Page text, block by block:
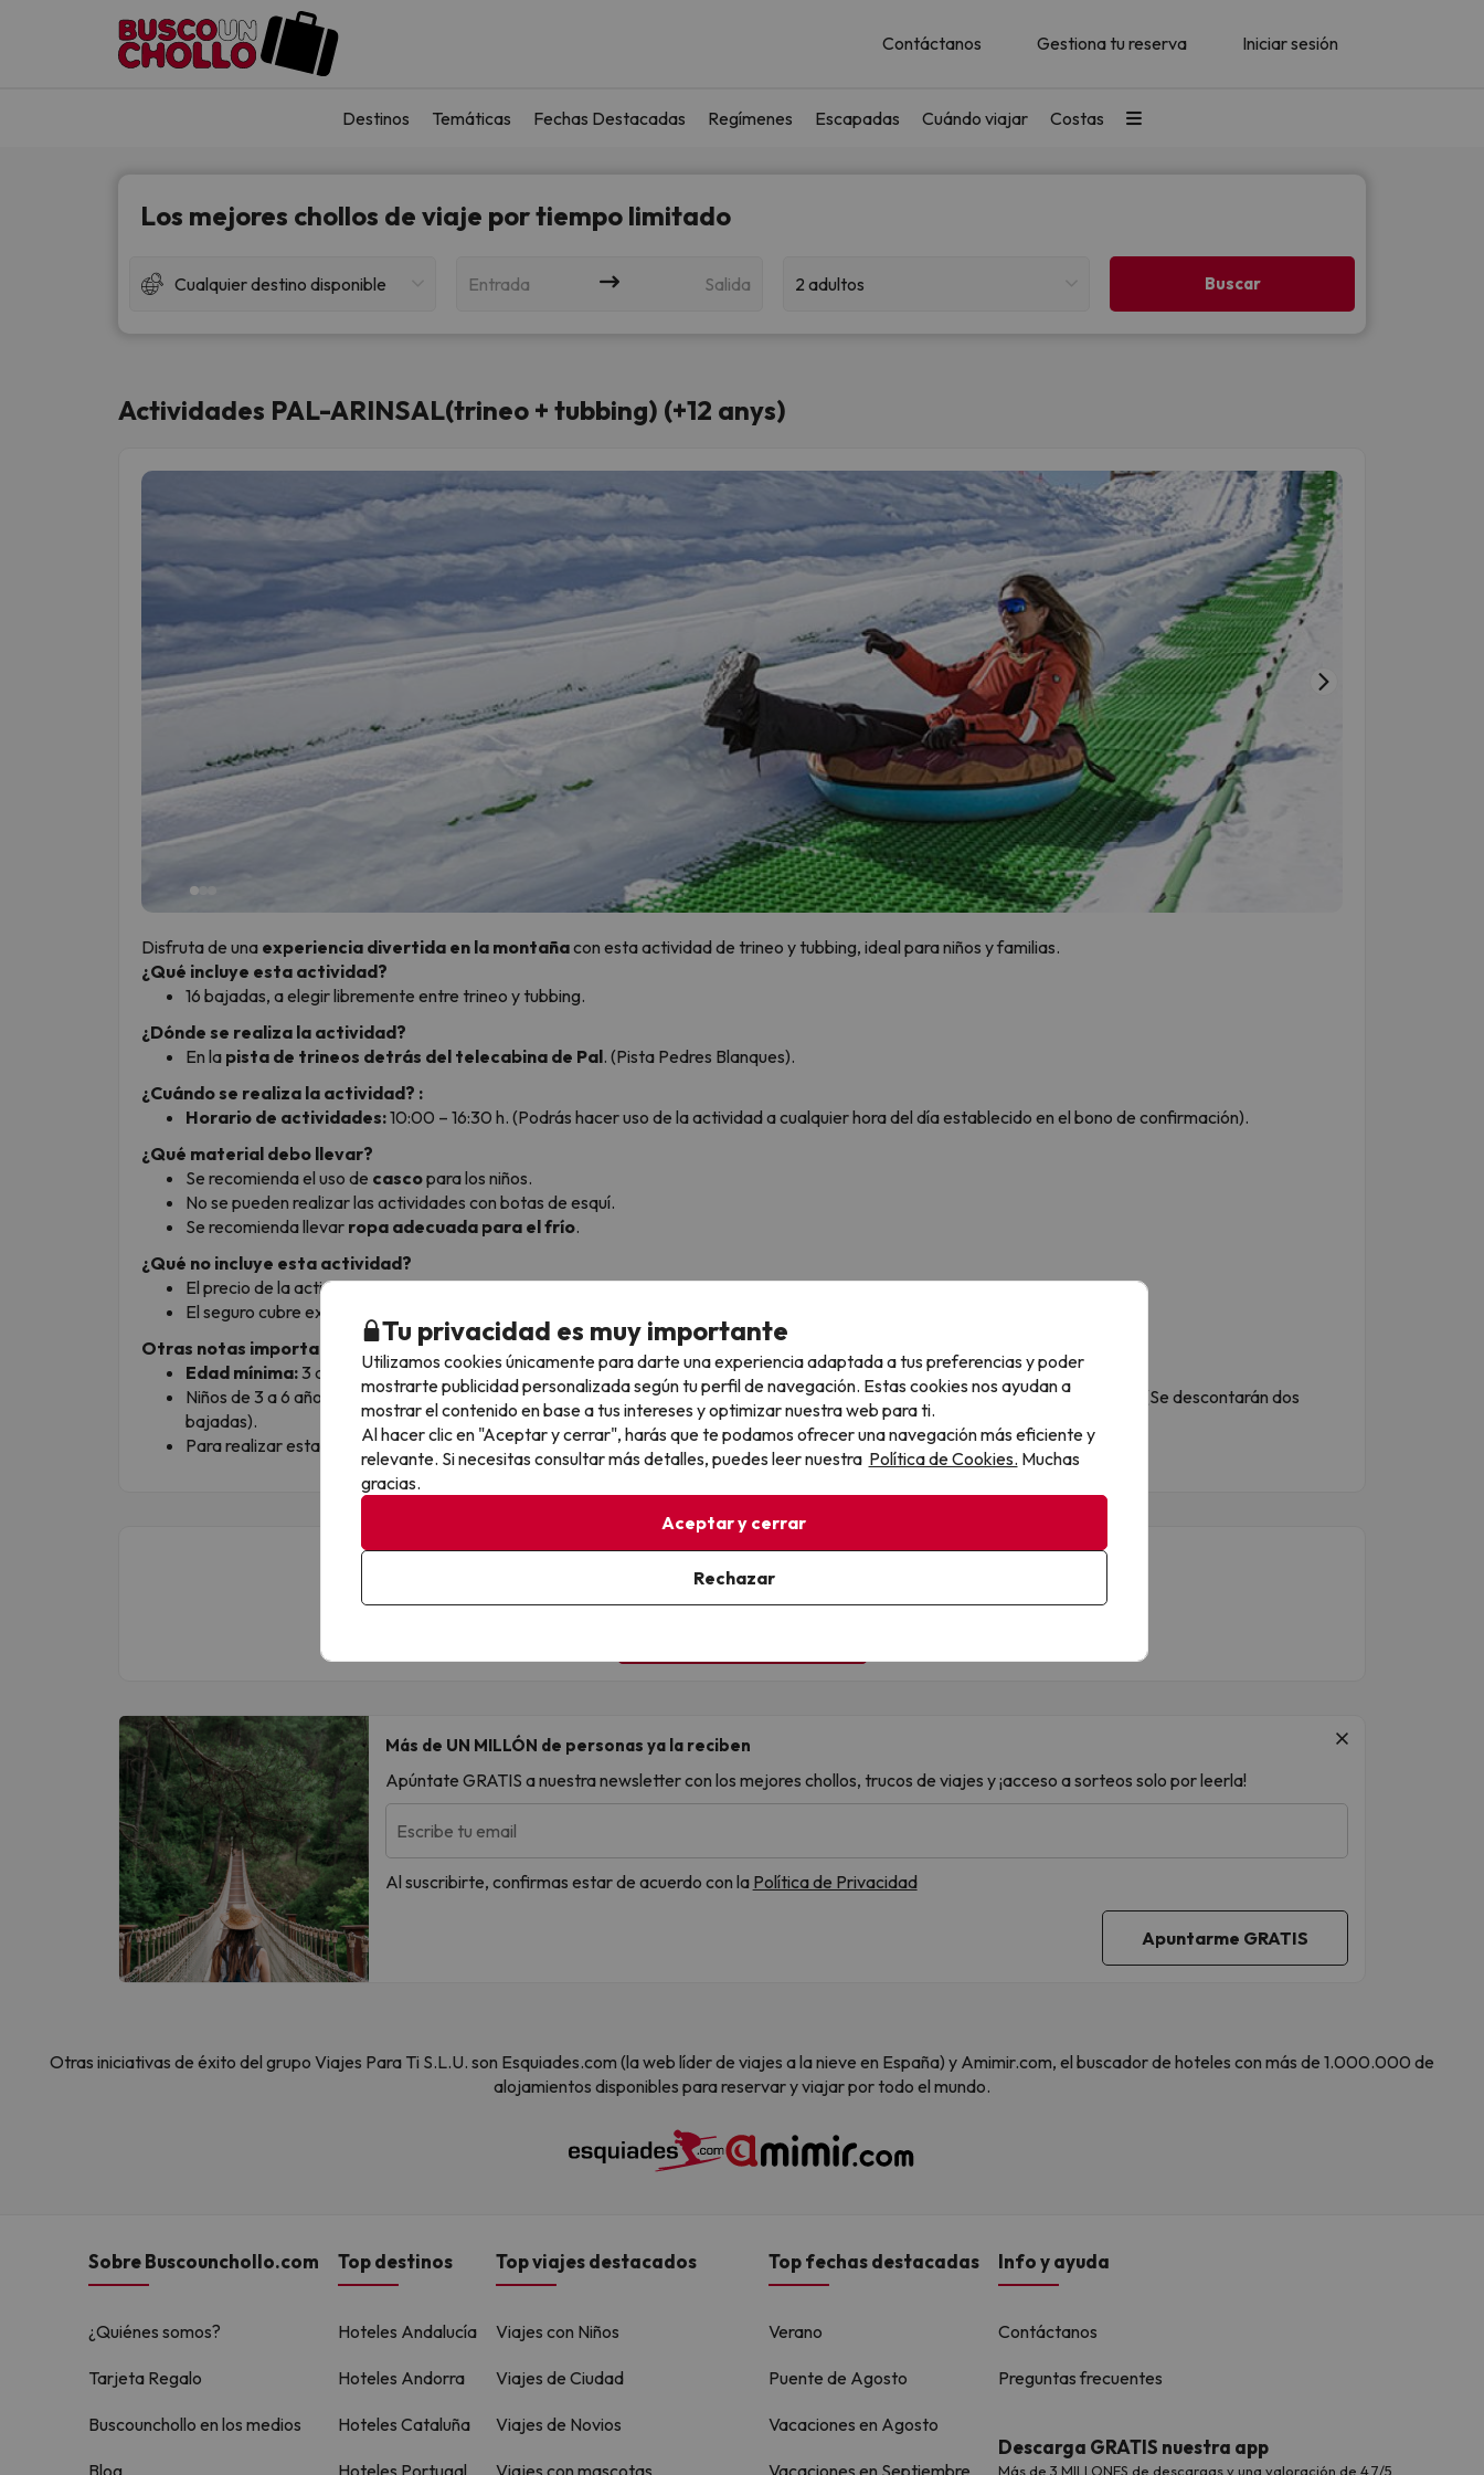
Contáctanos Gestiona tu reserva Iniciar sesión
Destinos Temáticas Fechas Destacadas Regímenes Escapadas Cuándo viajar Costas
Los mejores chollos de viaje por tiempo limitado
Cualquier destino disponible Entrada Salida 2 adultos
Actividades PAL-ARINSAL(trineo + tubbing) (+12 anys)
Disfruta de una experiencia divertida en la montañacon esta actividad de trineo y tubbing, ideal para niños y familias.
¿Qué incluye esta actividad?
16 bajadas, a elegir libremente entre trineo y tubbing.
¿Dónde se realiza la actividad?
En la pista de trineos detrás del telecabina de Pal. (Pista Pedres Blanques).
¿Cuándo se realiza la actividad? :
Horario de actividades:10:00 – 16:30 h. (Podrás hacer uso de la actividad a cualquier hora del día establecido en el bono de confirmación).
¿Qué material debo llevar?
Se recomienda el uso de cascopara los niños.
No se pueden realizar las actividades con botas de esquí.
Se recomienda llevar ropa adecuada para el frío.
¿Qué no incluye esta actividad?
El precio de la actividadno incluye seguro ni forfait, que se puede contratar aparte.
El seguro cubre exclusivamente actividades realizadas dentro del dominio esquiable.
Otras notas importantes:
Edad mínima:3 años
Niños de 3 a 6 años entran de manera gratuita, però deben ir acompañados de un adulto que deberá abonar la tarifa de adulto. (Se descontarán dos
bajadas).
Para realizar esta actividad no hace falta disponer de forfait.
¡Tenemos lo que buscas!
Explora nuestra web para descubrir chollos increíbles
Más de UN MILLÓN de personas ya la reciben
Apúntate GRATIS a nuestra newsletter con los mejores chollos, trucos de viajes y ¡acceso a sorteos solo por leerla!
Escribe tu email
Al suscribirte, confirmas estar de acuerdo con la Política de Privacidad
Otras iniciativas de éxito del grupo Viajes Para Ti S.L.U. son Esquiades.com (la web líder de viajes a la nieve en España) y Amimir.com, el buscador de hoteles con más de 1.000.000 de
alojamientos disponibles para reservar y viajar por todo el mundo.
Sobre Buscounchollo.com
¿Quiénes somos?
Tarjeta Regalo
Buscounchollo en los medios
Blog
Top destinos
Hoteles Andalucía
Hoteles Andorra
Hoteles Cataluña
Hoteles Portugal
Top viajes destacados
Viajes con Niños
Viajes de Ciudad
Viajes de Novios
Viajes con mascotas
Top fechas destacadas
Verano
Puente de Agosto
Vacaciones en Agosto
Vacaciones en Septiembre
Info y ayuda
Contáctanos
Preguntas frecuentes
Descarga GRATIS nuestra app
Más de 3 MILLONES de descargas y una valoración de 4,7/5.
Tu privacidad es muy importante
Utilizamos cookies únicamente para darte una experiencia adaptada a tus preferencias y poder
mostrarte publicidad personalizada según tu perfil de navegación. Estas cookies nos ayudan a
mostrar el contenido en base a tus intereses y optimizar nuestra web para ti.
Al hacer clic en "Aceptar y cerrar", harás que te podamos ofrecer una navegación más eficiente y
relevante. Si necesitas consultar más detalles, puedes leer nuestra Política de Cookies. Muchas
gracias.
Aceptar y cerrar
Rechazar